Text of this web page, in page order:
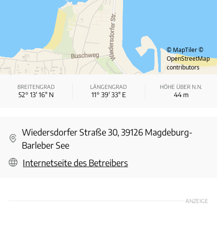
© MapTiler ©
OpenStreetMap
contributors
BREITENGRAD
52° 13′ 16″ N
LÄNGENGRAD
11° 39′ 33″ E
HÖHE ÜBER N.N.
44m
Wiedersdorfer Straße 30, 39126 Magdeburg-
Barleber See
Internetseite des Betreibers
ANZEIGE